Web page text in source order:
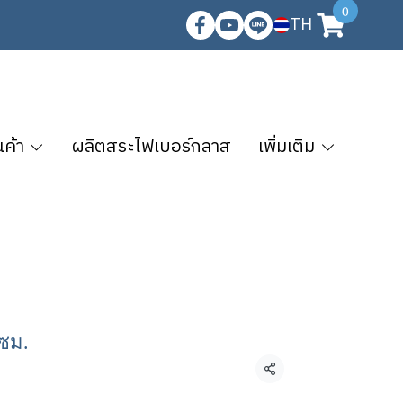
TH
0
า ผลิตสระไฟเบอร์กลาส เพิ่มเติม
ม.
แชร์